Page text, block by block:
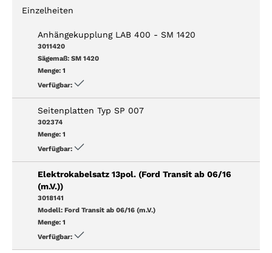
Einzelheiten
Anhängekupplung LAB 400 - SM 1420
3011420
Sägemaß: SM 1420
Menge: 1
Verfügbar:
Seitenplatten Typ SP 007
302374
Menge: 1
Verfügbar:
Elektrokabelsatz 13pol. (Ford Transit ab 06/16
(m.V.))
3018141
Modell: Ford Transit ab 06/16 (m.V.)
Menge: 1
Verfügbar: